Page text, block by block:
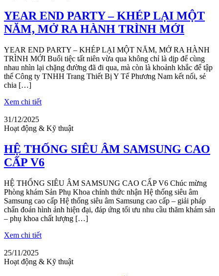
YEAR END PARTY – KHÉP LẠI MỘT
NĂM, MỞ RA HÀNH TRÌNH MỚI
YEAR END PARTY – KHÉP LẠI MỘT NĂM, MỞ RA HÀNH
TRÌNH MỚI Buổi tiệc tất niên vừa qua không chỉ là dịp để cùng
nhau nhìn lại chặng đường đã đi qua, mà còn là khoảnh khắc để tập
thể Công ty TNHH Trang Thiết Bị Y Tế Phương Nam kết nối, sẻ
chia […]
Xem chi tiết
31/12/2025
Hoạt động & Kỹ thuật
HỆ THỐNG SIÊU ÂM SAMSUNG CAO
CẤP V6
HỆ THỐNG SIÊU ÂM SAMSUNG CAO CẤP V6 Chúc mừng
Phòng khám Sản Phụ Khoa chính thức nhận Hệ thống siêu âm
Samsung cao cấp Hệ thống siêu âm Samsung cao cấp – giải pháp
chẩn đoán hình ảnh hiện đại, đáp ứng tối ưu nhu cầu thăm khám sản
– phụ khoa chất lượng […]
Xem chi tiết
25/11/2025
Hoạt động & Kỹ thuật